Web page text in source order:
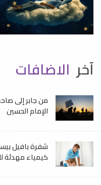
آخر الاضافات
من جابر إلى
الإمام الحسين
شفرة بافيل
كيمياء مهدئة